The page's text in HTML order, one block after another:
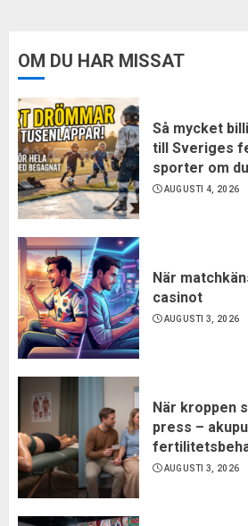
OM DU HAR MISSAT
Så mycket
till Sveriges
sporter om
AUGUSTI 4, 2026
När
casinot
AUGUSTI 3, 2026
När kroppen
press –
AUGUSTI 3, 2026